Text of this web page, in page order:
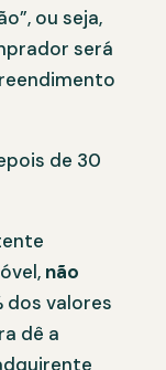
ou seja,
será
de 30
não
dos valores
dê a